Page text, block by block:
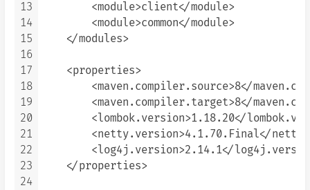
13
14
15
16
17
18
19
20
21
22
23
24
        <module>client</module>
        <module>common</module>
    </modules>
    <properties>
<maven.compiler.source>8</
<maven.compiler.target>8</
<lombok.version>1.18.20</
<netty.version>4.1.70.Final</
<log4j.version>2.14.1</
    </properties>